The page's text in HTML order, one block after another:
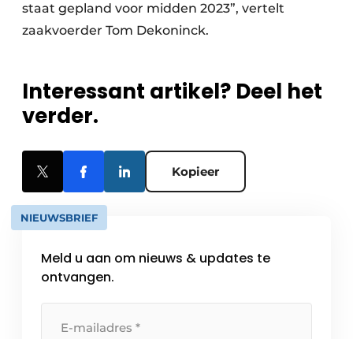
staat gepland voor midden 2023”, vertelt
zaakvoerder Tom Dekoninck.
Interessant artikel? Deel het
verder.
Kopieer
NIEUWSBRIEF
Meld u aan om nieuws & updates te
ontvangen.